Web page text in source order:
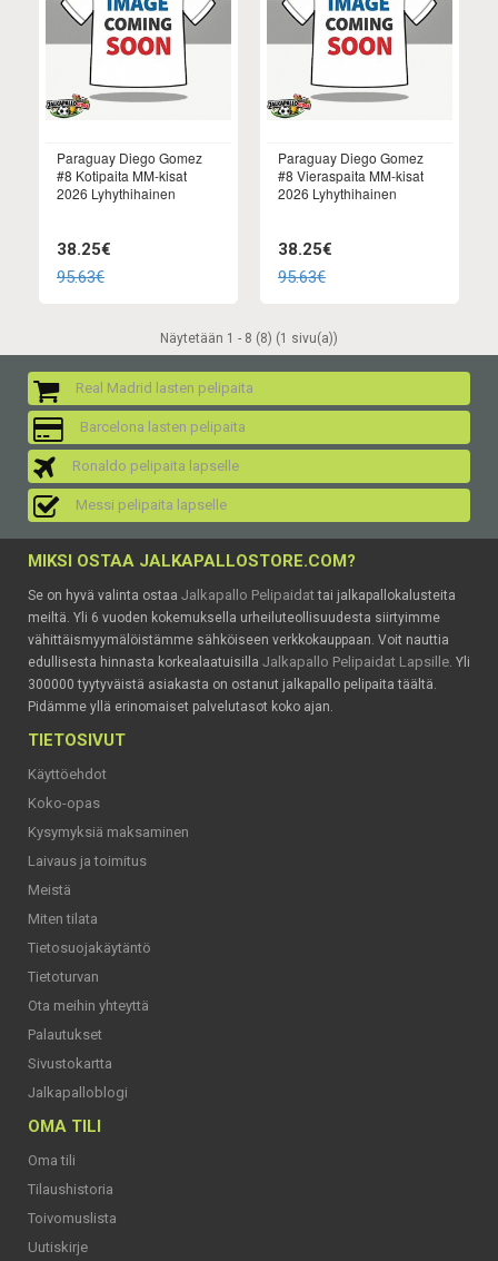
Paraguay Diego Gomez
#8 Kotipaita MM-kisat
2026 Lyhythihainen
38.25€
95.63€
Paraguay Diego Gomez
#8 Vieraspaita MM-kisat
2026 Lyhythihainen
38.25€
95.63€
Näytetään 1 - 8 (8) (1 sivu(a))
Real Madrid lasten pelipaita
Barcelona lasten pelipaita
Ronaldo pelipaita lapselle
Messi pelipaita lapselle
MIKSI OSTAA JALKAPALLOSTORE.COM?
Se on hyvä valinta ostaa Jalkapallo Pelipaidattai jalkapallokalusteita
meiltä. Yli 6 vuoden kokemuksella urheiluteollisuudesta siirtyimme
vähittäismyymälöistämme sähköiseen verkkokauppaan. Voit nauttia
edullisesta hinnasta korkealaatuisilla Jalkapallo Pelipaidat Lapsille . Yli
300000 tyytyväistä asiakasta on ostanut jalkapallo pelipaita täältä.
Pidämme yllä erinomaiset palvelutasot koko ajan.
TIETOSIVUT
Käyttöehdot
Koko-opas
Kysymyksiä maksaminen
Laivaus ja toimitus
Meistä
Miten tilata
Tietosuojakäytäntö
Tietoturvan
Ota meihin yhteyttä
Palautukset
Sivustokartta
Jalkapalloblogi
OMA TILI
Oma tili
Tilaushistoria
Toivomuslista
Uutiskirje